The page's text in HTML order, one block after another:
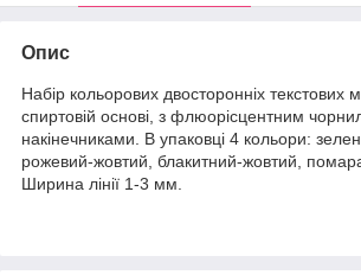
Опис
Набір кольорових двосторонніх текстових
спиртовій основі, з флюорісцентним
накінечниками. В упаковці 4 кольори:
рожевий-жовтий, блакитний-жовтий,
Ширина лінії 1-3 мм.